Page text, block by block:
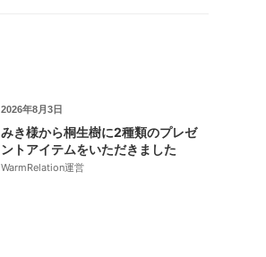
2026年8月3日
みき様から桐生樹に2種類のプレゼ
ントアイテムをいただきました
WarmRelation運営